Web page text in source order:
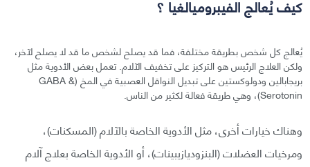
كيف يُعالج الفيبروميالغيا ؟
يُعالج كل شخص بطريقة مختلفة، فما قد يصلح لشخص ما قد لا يصلح لآخر،
ولكن العلاج الرئيس هو التركيز على تخفيف الآلام. تعمل بعض الأدوية مثل
بريجابالين ودولوكستين على تبديل النواقل العصبية في المخ (GABA &
Serotonin)، وهي طريقة فعالة لكثير من الناس.
وهناك خيارات أخرى، مثل الأدوية الخاصة بالآلام (المسكنات)،
ومرخيات العضلات (البنزوديازيبينات)، أو الأدوية الخاصة بعلاج آلام